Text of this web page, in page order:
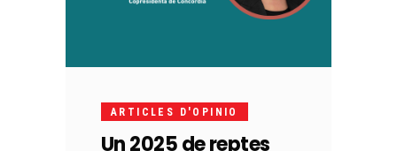
ARTICLES D'OPINIO
Un 2025 de reptes